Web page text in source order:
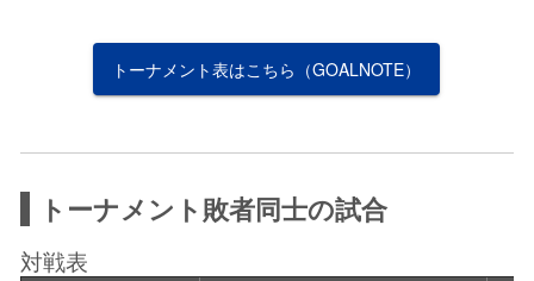
トーナメント表はこちら（GOALNOTE）
トーナメント敗者同士の試合
対戦表